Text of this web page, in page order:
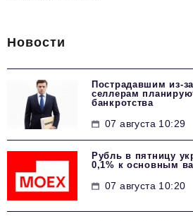
Новости
Пострадавшим из-
селлерам
банкротства
07 августа 10:29
Рубль в пятницу
0,1% к основным
07 августа 10:20